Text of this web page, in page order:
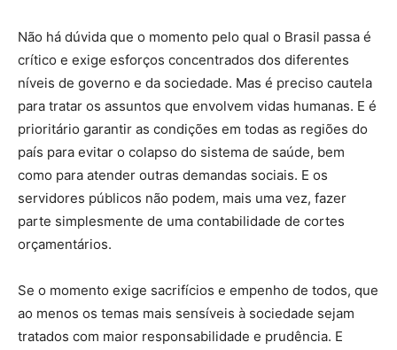
Não há dúvida que o momento pelo qual o Brasil passa é
crítico e exige esforços concentrados dos diferentes
níveis de governo e da sociedade. Mas é preciso cautela
para tratar os assuntos que envolvem vidas humanas. E é
prioritário garantir as condições em todas as regiões do
país para evitar o colapso do sistema de saúde, bem
como para atender outras demandas sociais. E os
servidores públicos não podem, mais uma vez, fazer
parte simplesmente de uma contabilidade de cortes
orçamentários.
Se o momento exige sacrifícios e empenho de todos, que
ao menos os temas mais sensíveis à sociedade sejam
tratados com maior responsabilidade e prudência. E